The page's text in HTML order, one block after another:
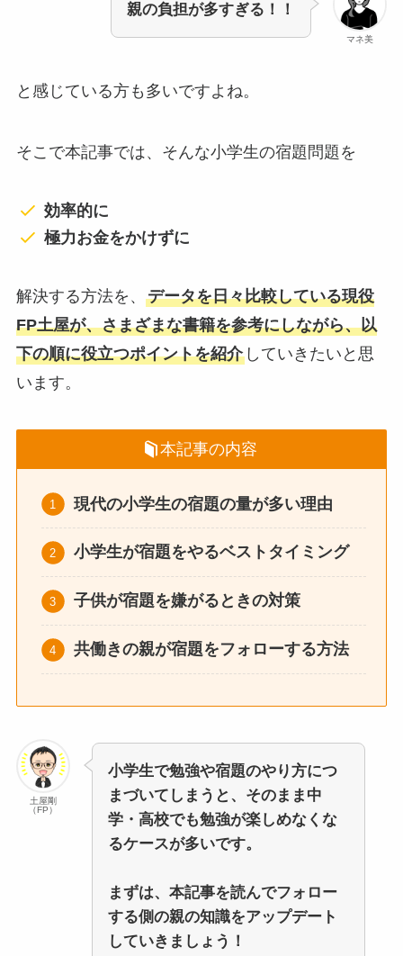
マネ美
親の負担が多すぎる！！
と感じている方も多いですよね。
そこで本記事では、そんな小学生の宿題問題を
効率的に
極力お金をかけずに
解決する方法を、 データを日々比較している現役
FP土屋が、さまざまな書籍を参考にしながら、以
下の順に役立つポイントを紹介していきたいと思
います。
本記事の内容
現代の小学生の宿題の量が多い理由
小学生が宿題をやるベストタイミング
子供が宿題を嫌がるときの対策
共働きの親が宿題をフォローする方法
土屋剛
（FP）
小学生で勉強や宿題のやり方につ
まづいてしまうと、そのまま中
学・高校でも勉強が楽しめなくな
るケースが多いです。
まずは、本記事を読んでフォロー
する側の親の知識をアップデート
していきましょう！